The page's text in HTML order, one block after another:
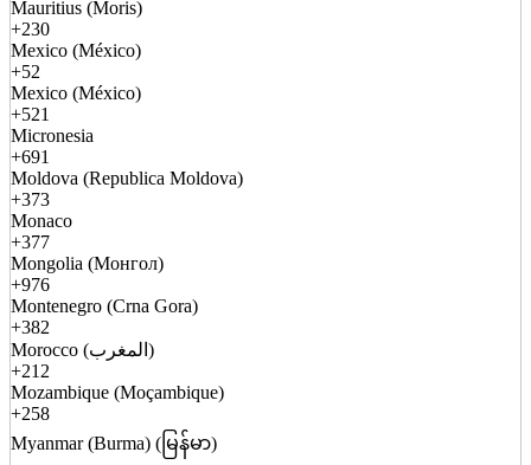
Mauritius (Moris)
+230
Mexico (México)
+52
Mexico (México)
+521
Micronesia
+691
Moldova (Republica Moldova)
+373
Monaco
+377
Mongolia (Монгол)
+976
Montenegro (Crna Gora)
+382
Morocco (المغرب)
+212
Mozambique (Moçambique)
+258
Myanmar (Burma) (မြန်မာ)